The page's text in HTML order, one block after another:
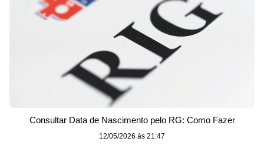
Consultar Data de Nascimento pelo RG: Como Fazer
12/05/2026 às 21:47